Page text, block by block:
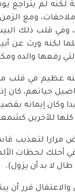
لكنه لم
ومع الزمن
ذلك البيت
لكنه ورث عن
رفعها والده
عظيم في
حياتهم، كان
وكان إيمانه
للآخرين كشمعة
لتعذيب قاس
أحلك لحظات
لا بد أن يزول).
قرر